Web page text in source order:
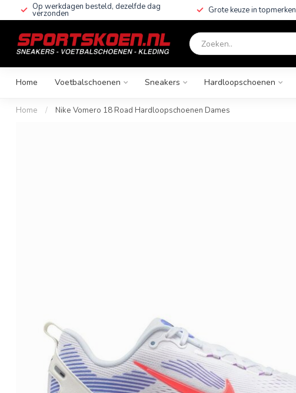
Op werkdagen besteld, dezelfde dag
verzonden Grote keuze in topmerken
Home Voetbalschoenen Sneakers Hardloopschoenen
Home / Nike Vomero 18 Road Hardloopschoenen Dames